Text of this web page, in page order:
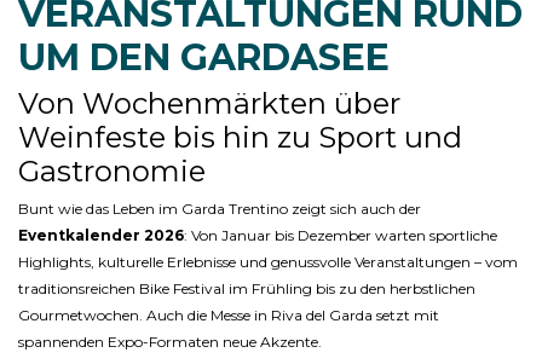
VERANSTALTUNGEN RUND
UM DEN GARDASEE
Von Wochenmärkten über
Weinfeste bis hin zu Sport und
Gastronomie
Bunt wie das Leben im Garda Trentino zeigt sich auch der
Eventkalender 2026: Von Januar bis Dezember warten sportliche
Highlights, kulturelle Erlebnisse und genussvolle Veranstaltungen – vom
traditionsreichen Bike Festival im Frühling bis zu den herbstlichen
Gourmetwochen. Auch die Messe in Riva del Garda setzt mit
spannenden Expo-Formaten neue Akzente.